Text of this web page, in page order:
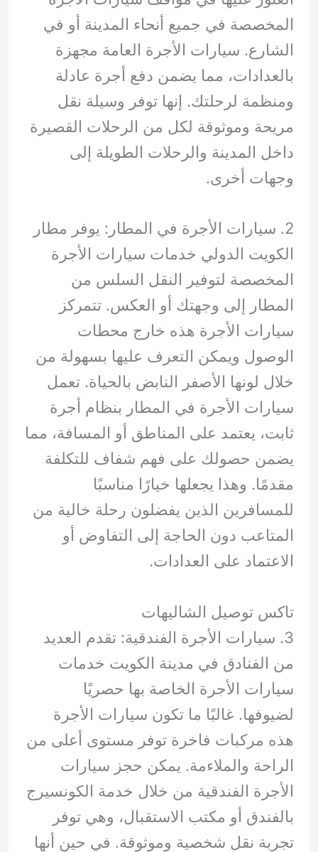
المخصصة في جميع أنحاء المدينة أو في
الشارع. سيارات الأجرة العامة مجهزة
بالعدادات، مما يضمن دفع أجرة عادلة
ومنظمة لرحلتك. إنها توفر وسيلة نقل
مريحة وموثوقة لكل من الرحلات القصيرة
داخل المدينة والرحلات الطويلة إلى
وجهات أخرى.
2. سيارات الأجرة في المطار: يوفر مطار
الكويت الدولي خدمات سيارات الأجرة
المخصصة لتوفير النقل السلس من
المطار إلى وجهتك أو العكس. تتمركز
سيارات الأجرة هذه خارج محطات
الوصول ويمكن التعرف عليها بسهولة من
خلال لونها الأصفر النابض بالحياة. تعمل
سيارات الأجرة في المطار بنظام أجرة
ثابت، يعتمد على المناطق أو المسافة، مما
يضمن حصولك على فهم شفاف للتكلفة
مقدمًا. وهذا يجعلها خيارًا مناسبًا
للمسافرين الذين يفضلون رحلة خالية من
المتاعب دون الحاجة إلى التفاوض أو
الاعتماد على العدادات.
تاكس توصيل الشاليهات
3. سيارات الأجرة الفندقية: تقدم العديد
من الفنادق في مدينة الكويت خدمات
سيارات الأجرة الخاصة بها حصريًا
لضيوفها. غالبًا ما تكون سيارات الأجرة
هذه مركبات فاخرة توفر مستوى أعلى من
الراحة والملاءمة. يمكن حجز سيارات
الأجرة الفندقية من خلال خدمة الكونسيرج
بالفندق أو مكتب الاستقبال، وهي توفر
تجربة نقل شخصية وموثوقة. في حين أنها